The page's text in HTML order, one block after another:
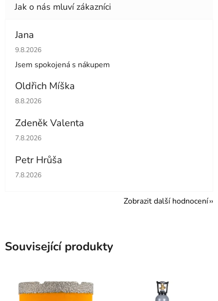
Jana
Hodnocení obchodu je 5 z 5 hvězdiček.
9.8.2026
Jsem spokojená s nákupem
Oldřich Míška
Hodnocení obchodu je 5 z 5 hvězdiček.
8.8.2026
Zdeněk Valenta
Hodnocení obchodu je 5 z 5 hvězdiček.
7.8.2026
Petr Hrůša
Hodnocení obchodu je 5 z 5 hvězdiček.
7.8.2026
Zobrazit další hodnocení
Související produkty